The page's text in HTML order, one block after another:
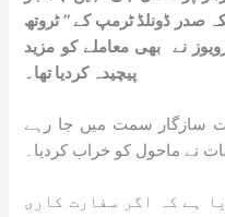
صدر ڈونلڈ ٹرمپ کے ’’ ٹروتھ
نے بھی معاملے کو مزید
سازگار سمت میں جا رہے
نے ماحول کو خراب کردیا۔
ہے کہ اگر سفارت کاری